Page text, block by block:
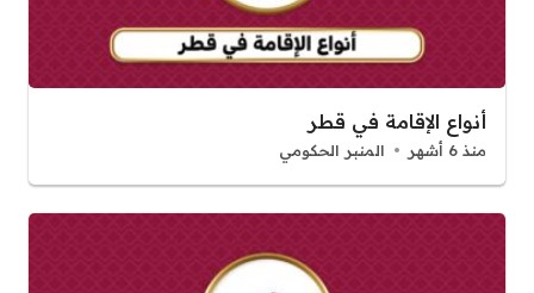
أنواع الإقامة في قطر
منذ 6 أشهر المنبر الحكومي